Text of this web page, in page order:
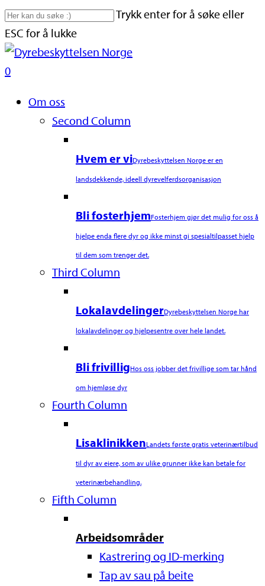
Skip
to
main
content
Trykk enter for å søke eller
ESC for å lukke
Close
Search
search
0
Om oss
Second Column
Hvem er viDyrebeskyttelsen Norge er en
landsdekkende, ideell dyrevelferdsorganisasjon
Bli fosterhjemFosterhjem gjør det mulig for oss å
hjelpe enda flere dyr og ikke minst gi spesialtilpasset hjelp
til dem som trenger det.
Third Column
LokalavdelingerDyrebeskyttelsen Norge har
lokalavdelinger og hjelpesentre over hele landet.
Bli frivilligHos oss jobber det frivillige som tar hånd
om hjemløse dyr
Fourth Column
LisaklinikkenLandets første gratis veterinærtilbud
til dyr av eiere, som av ulike grunner ikke kan betale for
veterinærbehandling.
Fifth Column
Arbeidsområder
Kastrering og ID-merking
Tap av sau på beite